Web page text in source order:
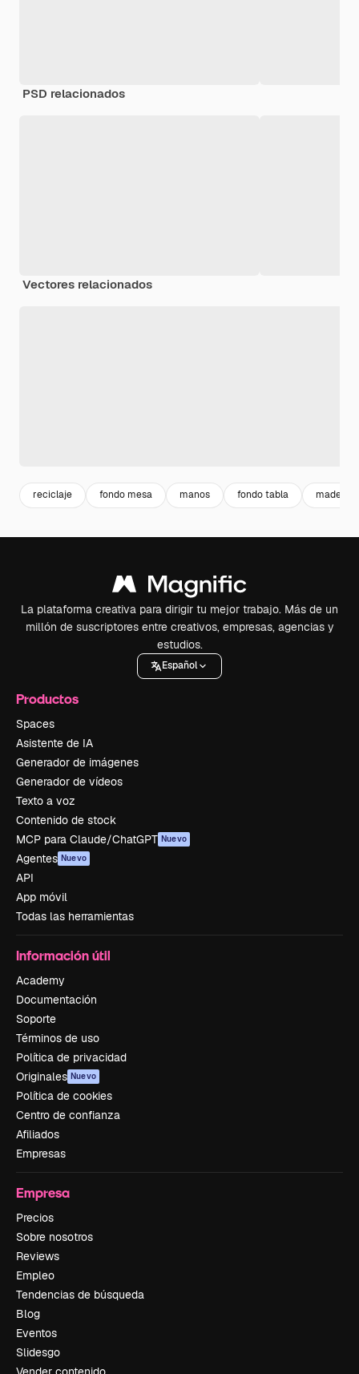
PSD relacionados
Vectores relacionados
reciclaje fondo mesa manos fondo tabla madera
La plataforma creativa para dirigir tu mejor trabajo. Más de un
millón de suscriptores entre creativos, empresas, agencias y
estudios.
Español
Productos
Spaces
Asistente de IA
Generador de imágenes
Generador de vídeos
Texto a voz
Contenido de stock
MCP para Claude/ChatGPT Nuevo
Agentes Nuevo
API
App móvil
Todas las herramientas
Información útil
Academy
Documentación
Soporte
Términos de uso
Política de privacidad
Originales Nuevo
Política de cookies
Centro de confianza
Afiliados
Empresas
Empresa
Precios
Sobre nosotros
Reviews
Empleo
Tendencias de búsqueda
Blog
Eventos
Slidesgo